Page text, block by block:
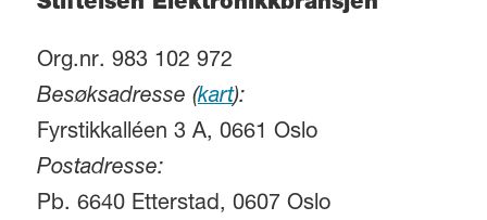
Stiftelsen Elektronikkbransjen
Org.nr. 983 102 972
Besøksadresse (kart):
Fyrstikkalléen 3 A, 0661 Oslo
Postadresse:
Pb. 6640 Etterstad, 0607 Oslo